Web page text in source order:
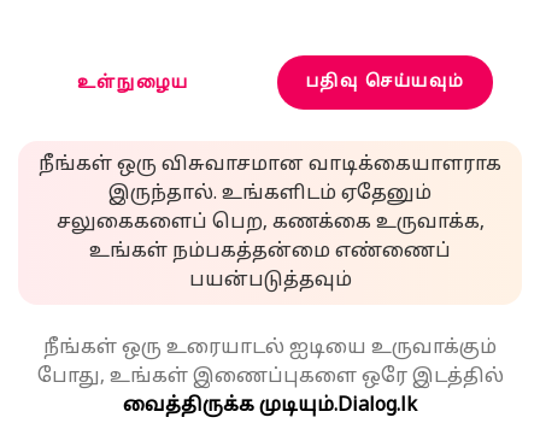
உள்நுழைய பதிவு செய்யவும்
நீங்கள் ஒரு விசுவாசமான வாடிக்கையாளராக
இருந்தால். உங்களிடம் ஏதேனும்
சலுகைகளைப் பெற, கணக்கை உருவாக்க,
உங்கள் நம்பகத்தன்மை எண்ணைப்
பயன்படுத்தவும்
நீங்கள் ஒரு உரையாடல் ஐடியை உருவாக்கும்
போது, உங்கள் இணைப்புகளை ஒரே இடத்தில்
வைத்திருக்க முடியும்.Dialog.lk